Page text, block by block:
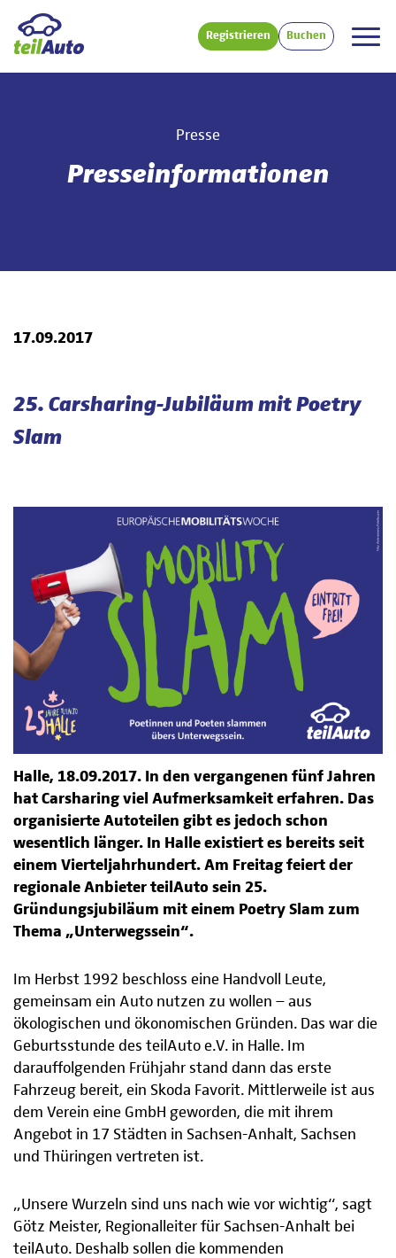
Registrieren Buchen
Presse
Presseinformationen
17.09.2017
25. Carsharing-Jubiläum mit Poetry
Slam
Halle, 18.09.2017. In den vergangenen fünf Jahren
hat Carsharing viel Aufmerksamkeit erfahren. Das
organisierte Autoteilen gibt es jedoch schon
wesentlich länger. In Halle existiert es bereits seit
einem Vierteljahrhundert. Am Freitag feiert der
regionale Anbieter teilAuto sein 25.
Gründungsjubiläum mit einem Poetry Slam zum
Thema „Unterwegssein“.
Im Herbst 1992 beschloss eine Handvoll Leute,
gemeinsam ein Auto nutzen zu wollen – aus
ökologischen und ökonomischen Gründen. Das war die
Geburtsstunde des teilAuto e.V. in Halle. Im
darauffolgenden Frühjahr stand dann das erste
Fahrzeug bereit, ein Skoda Favorit. Mittlerweile ist aus
dem Verein eine GmbH geworden, die mit ihrem
Angebot in 17 Städten in Sachsen-Anhalt, Sachsen
und Thüringen vertreten ist.
„Unsere Wurzeln sind uns nach wie vor wichtig“, sagt
Götz Meister, Regionalleiter für Sachsen-Anhalt bei
teilAuto. Deshalb sollen die kommenden